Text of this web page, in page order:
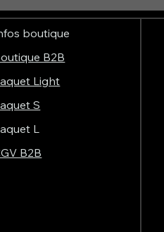
boutique
B2B
Light
S
L
B2B